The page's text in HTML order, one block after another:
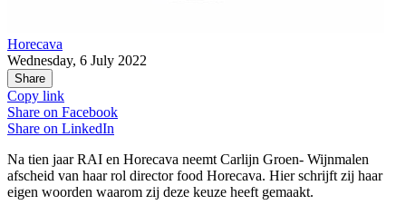
Horecava
Wednesday, 6 July 2022
Share
Copy link
Share on Facebook
Share on LinkedIn
Na tien jaar RAI en Horecava neemt Carlijn Groen- Wijnmalen
afscheid van haar rol director food Horecava. Hier schrijft zij haar
eigen woorden waarom zij deze keuze heeft gemaakt.